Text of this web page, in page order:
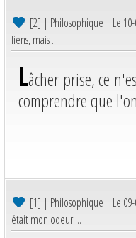
[2] | Philosophique | Le
liens, mais ...
Lâcher prise, ce
comprendre que
[1] | Philosophique | Le
était mon odeur....